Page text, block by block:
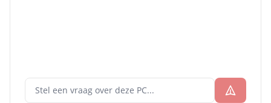
MS OFFICE
Geen Office software